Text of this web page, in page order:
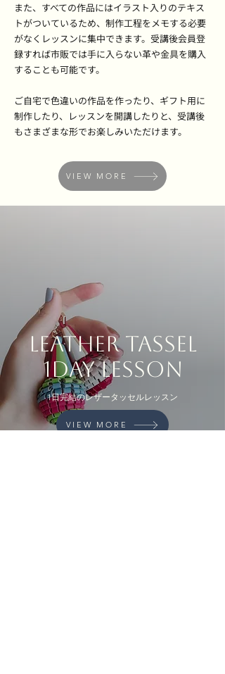
また、すべての作品にはイラスト入りのテキス
トがついているため、制作工程をメモする必要
がなくレッスンに集中できます。受講後会員登
録すれば市販では手に入らない革や金具を購入
することも可能です。
ご自宅で色違いの作品を作ったり、ギフト用に
制作したり、レッスンを開講したりと、受講後
もさまざまな形でお楽しみいただけます。
VIEW MORE
LEATHER TASSEL
1DAY LESSON
1日完結のレザータッセルレッスン
VIEW MORE